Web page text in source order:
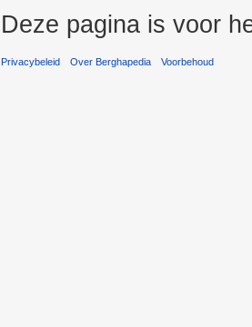
Deze pagina is voor
Privacybeleid Over Berghapedia Voorbehoud